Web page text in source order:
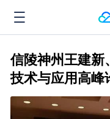
信陵神州王建
技术与应用高峰